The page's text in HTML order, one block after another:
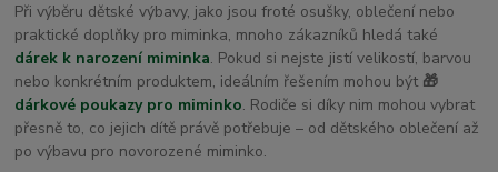
Při výběru dětské výbavy, jako jsou froté osušky, oblečení nebo
praktické doplňky pro miminka, mnoho zákazníků hledá také
dárek k narození miminka. Pokud si nejste jistí velikostí, barvou
nebo konkrétním produktem, ideálním řešením mohou být 🎁
dárkové poukazy pro miminko. Rodiče si díky nim mohou vybrat
přesně to, co jejich dítě právě potřebuje – od dětského oblečení až
po výbavu pro novorozené miminko.